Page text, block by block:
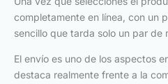
completamente en línea, con un
sencillo que tarda solo un par de
El envío es uno de los aspectos
destaca realmente frente a la